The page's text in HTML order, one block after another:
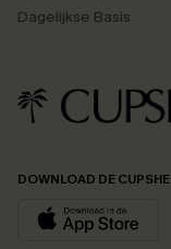
Dagelijkse Basis
DOWNLOAD DE